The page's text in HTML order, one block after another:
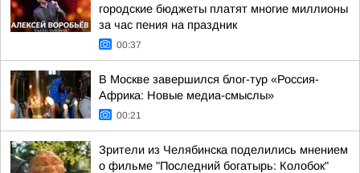
городские бюджеты платят многие миллионы
за час пения на праздник
00:37
В Москве завершился блог-тур «Россия-
Африка: Новые медиа-смыслы»
00:21
Зрители из Челябинска поделились мнением
о фильме "Последний богатырь: Колобок"